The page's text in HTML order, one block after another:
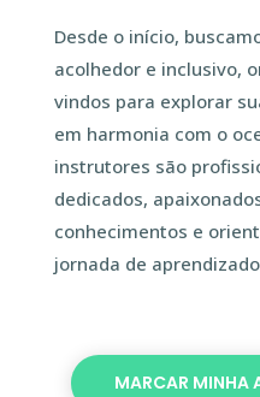
Desde o início,
acolhedor e inclusivo,
vindos para explorar
em harmonia com o
instrutores são
dedicados,
conhecimentos e
jornada de
MARCAR MINHA